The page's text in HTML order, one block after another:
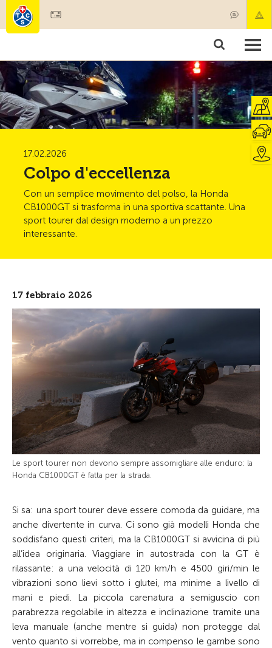
Societariato & prestazioni
Test, sicurezza & salute
17.02.2026
Colpo d'eccellenza
Con un semplice movimento del polso, la Honda
CB1000GT si trasforma in una sportiva scattante. Una
sport tourer dal design moderno a un prezzo
interessante.
17 febbraio 2026
Le sport tourer non devono sempre assomigliare alle enduro: la
Honda CB1000GT è fatta per la strada.
Si sa: una sport tourer deve essere comoda da guidare, ma
anche divertente in curva. Ci sono già modelli Honda che
soddisfano questi criteri, ma la CB1000GT si avvicina di più
all’idea originaria. Viaggiare in autostrada con la GT è
rilassante: a una velocità di 120 km/h e 4500 giri/min le
vibrazioni sono lievi sotto i glutei, ma minime a livello di
mani e piedi. La piccola carenatura a semiguscio con
parabrezza regolabile in altezza e inclinazione tramite una
leva manuale (anche mentre si guida) non protegge dal
vento quanto si vorrebbe, ma in compenso le gambe sono